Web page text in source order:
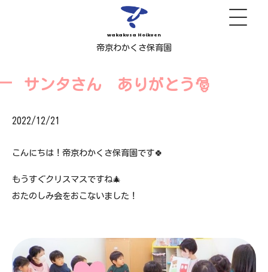
wakakusa Hoikuen
帝京わかくさ保育園
サンタさん ありがとう🎅
2022/12/21
こんにちは！帝京わかくさ保育園です🍀
もうすぐクリスマスですね🎄
おたのしみ会をおこないました！